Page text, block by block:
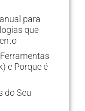
para
que
e Porque é
do Seu